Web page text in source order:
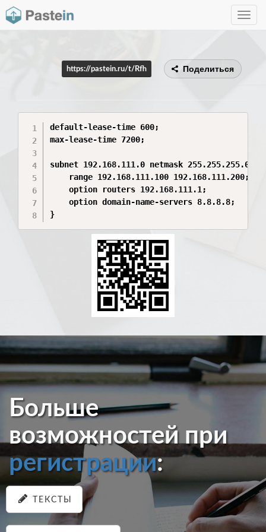
Toggle
https://pastein.ru/t/Rfh Поделиться
default-lease-time 600;
max-lease-time 7200;
subnet 192.168.111.0 netmask 255.255.255.0 {
    range 192.168.111.100 192.168.111.200;
    option routers 192.168.111.1;
    option domain-name-servers 8.8.8.8;
Больше
возможностей при
регистрации:
ТЕКСТЫ